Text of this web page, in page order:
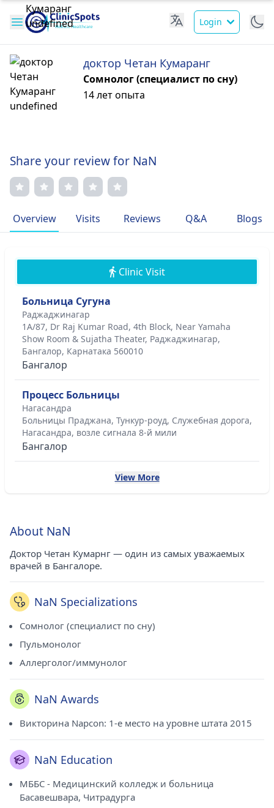
Login
доктор Четан Кумаранг
Сомнолог (специалист по сну)
14 лет опыта
Share your review for NaN
Overview Visits Reviews Q&A Blogs
Clinic Visit
Больница Сугуна
Раджаджинагар
1A/87, Dr Raj Kumar Road, 4th Block, Near Yamaha
Show Room & Sujatha Theater, Раджаджинагар,
Бангалор, Карнатака 560010
Бангалор
Процесс Больницы
Нагасандра
Больницы Праджана, Тункур-роуд, Служебная дорога,
Нагасандра, возле сигнала 8-й мили
Бангалор
View More
About NaN
Доктор Четан Кумарнг — один из самых уважаемых
врачей в Бангалоре.
NaN Specializations
Сомнолог (специалист по сну)
Пульмонолог
Аллерголог/иммунолог
NaN Awards
Викторина Napcon: 1-е место на уровне штата 2015
NaN Education
МББС - Медицинский колледж и больница
Басавешвара, Читрадурга